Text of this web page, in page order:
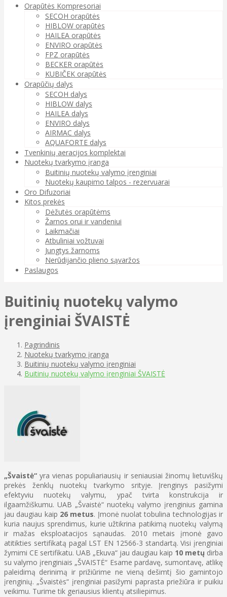
Orapūtės Kompresoriai
SECOH orapūtės
HIBLOW orapūtės
HAILEA orapūtės
ENVIRO orapūtės
FPZ orapūtės
BECKER orapūtės
KUBIČEK orapūtės
Orapūčių dalys
SECOH dalys
HIBLOW dalys
HAILEA dalys
ENVIRO dalys
AIRMAC dalys
AQUAFORTE dalys
Tvenkinių aeracijos komplektai
Nuotekų tvarkymo įranga
Buitinių nuotekų valymo įrenginiai
Nuotekų kaupimo talpos - rezervuarai
Oro Difuzoriai
Kitos prekės
Dėžutės orapūtėms
Žarnos orui ir vandeniui
Laikmačiai
Atbuliniai vožtuvai
Jungtys žarnoms
Nerūdijančio plieno sąvaržos
Paslaugos
Buitinių nuotekų valymo
įrenginiai ŠVAISTĖ
Pagrindinis
Nuotekų tvarkymo įranga
Buitinių nuotekų valymo įrenginiai
Buitinių nuotekų valymo įrenginiai ŠVAISTĖ
„Švaistė“ yra vienas populiariausių ir seniausiai žinomų lietuviškų
prekės ženklų nuotekų tvarkymo srityje. Įrenginys pasižymi
efektyviu nuotekų valymu, ypač tvirta konstrukcija ir
ilgaamžiškumu. UAB „Švaistė“ nuotekų valymo įrenginius gamina
jau daugiau kaip 26 metus. Įmonė nuolat tobulina technologijas ir
kuria naujus sprendimus, kurie užtikrina patikimą nuotekų valymą
ir mažas eksploatacijos sąnaudas. 2010 metais įmonė gavo
atitikties sertifikatą pagal LST EN 12566-3 standartą. Visi įrenginiai
žymimi CE sertifikatu. UAB „Ekuva“ jau daugiau kaip 10 metų dirba
su valymo įrenginiais „ŠVAISTĖ“ Esame pardavę, sumontavę, atlikę
paleidimą derinimą ir prižiūrime ne vieną dešimtį šio gamintojo
įrenginių. „Švaistės“ įrenginiai pasižymi paprasta priežiūra ir puikiu
veikimu. Turime tik geriausius klientų atsiliepimus.